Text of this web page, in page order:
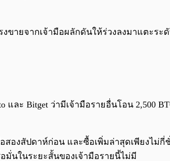
ขายจากเจ้ามือผลักดันให้ร่วงลงมาแตะระ
และ Bitget ว่ามีเจ้ามือรายอื่นโอน 2,500
องสัปดาห์ก่อน และซื้อเพิ่มล่าสุดเพียงไม่กี่
มั่นในระยะสั้นของเจ้ามือรายนี้ไม่มี